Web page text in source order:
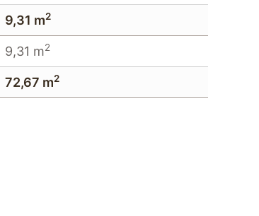
72,67 m2
9,31 m2
9,31 m2